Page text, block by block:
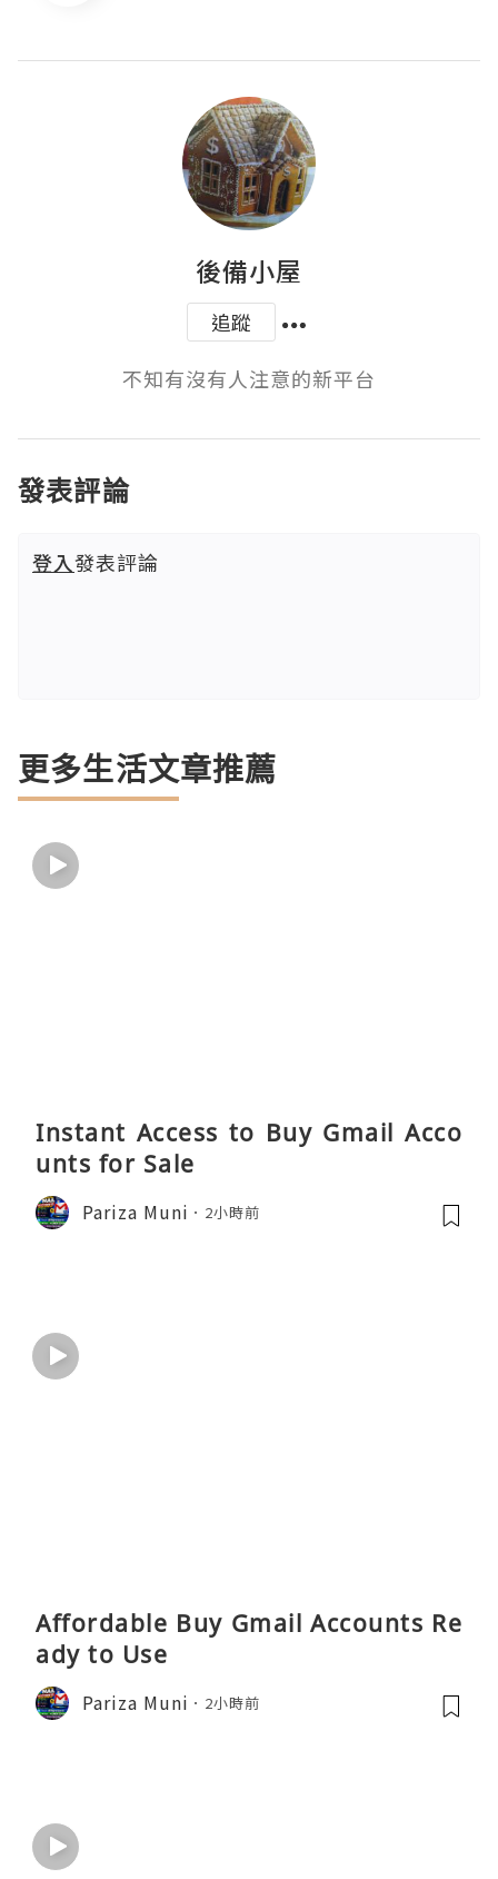
後備小屋
追蹤
不知有沒有人注意的新平台
發表評論
登入發表評論
更多生活文章推薦
Instant Access to Buy Gmail Acco
unts for Sale
Pariza Muni 2小時前
Affordable Buy Gmail Accounts Re
ady to Use
Pariza Muni 2小時前